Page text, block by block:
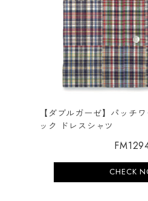
【ダブルガーゼ】パッチ
ック ドレスシャツ
CHECK